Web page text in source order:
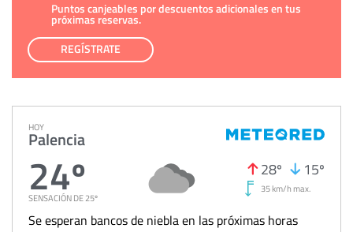
Puntos canjeables por descuentos adicionales en tus
próximas reservas.
REGÍSTRATE
HOY
Palencia
24º
SENSACIÓN DE 25º
28º 15º
35 km/h max.
Se esperan bancos de niebla en las próximas horas